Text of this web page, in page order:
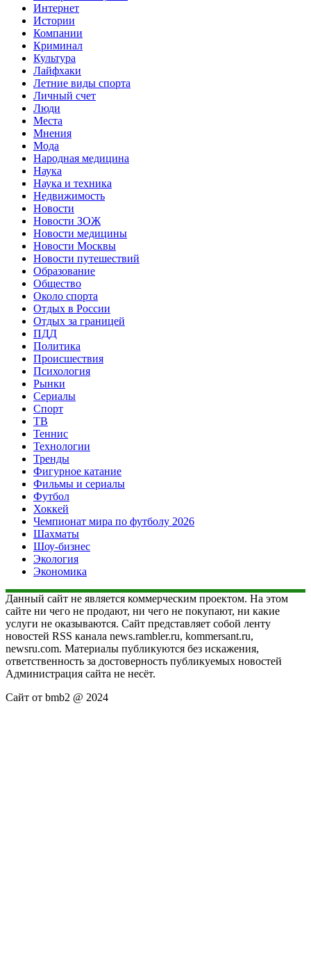
Интернет
Истории
Компании
Криминал
Культура
Лайфхаки
Летние виды спорта
Личный счет
Люди
Места
Мнения
Мода
Народная медицина
Наука
Наука и техника
Недвижимость
Новости
Новости ЗОЖ
Новости медицины
Новости Москвы
Новости путешествий
Образование
Общество
Около спорта
Отдых в России
Отдых за границей
ПДД
Политика
Происшествия
Психология
Рынки
Сериалы
Спорт
ТВ
Теннис
Технологии
Тренды
Фигурное катание
Фильмы и сериалы
Футбол
Хоккей
Чемпионат мира по футболу 2026
Шахматы
Шоу-бизнес
Экология
Экономика
Данный сайт не является коммерческим проектом. На этом
сайте ни чего не продают, ни чего не покупают, ни какие
услуги не оказываются. Сайт представляет собой ленту
новостей RSS канала news.rambler.ru, kommersant.ru,
newsru.com. Материалы публикуются без искажения,
ответственность за достоверность публикуемых новостей
Администрация сайта не несёт.
Сайт от bmb2 @ 2024